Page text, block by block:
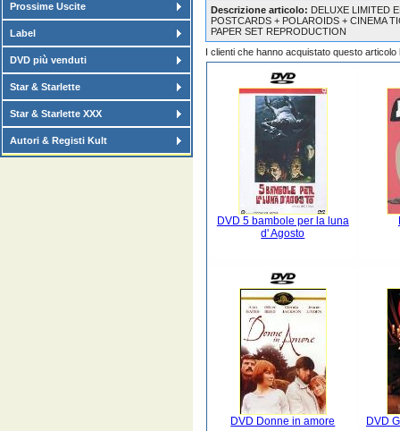
Prossime Uscite
Label
DVD più venduti
Star & Starlette
Star & Starlette XXX
Autori & Registi Kult
Descrizione articolo: DELUXE LIMITED
POSTCARDS + POLAROIDS + CINEMA
PAPER SET REPRODUCTION
I clienti che hanno acquistato questo
DVD 5 bambole per la luna
d' Agosto
DVD Donne in amore DVD